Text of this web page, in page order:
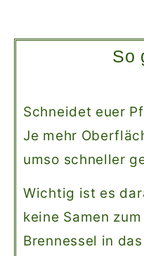
So
Schneidet euer
Je mehr
umso schneller
Wichtig ist es
keine Samen
Brennessel in